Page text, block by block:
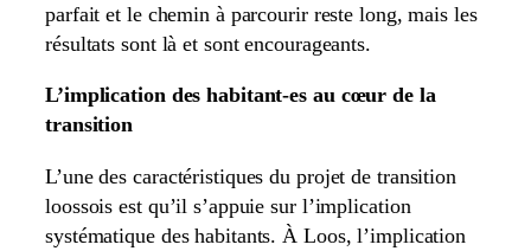
parfait et le chemin à parcourir reste long, mais les
résultats sont là et sont encourageants.
L’implication des habitant-es au cœur de la
transition
L’une des caractéristiques du projet de transition
loossois est qu’il s’appuie sur l’implication
systématique des habitants. À Loos, l’implication